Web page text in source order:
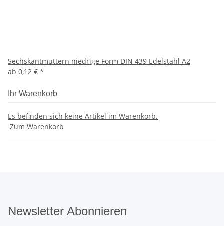
Sechskantmuttern niedrige Form DIN 439 Edelstahl A2
ab 0,12 € *
Ihr Warenkorb
Es befinden sich keine Artikel im Warenkorb.
Zum Warenkorb
Newsletter Abonnieren